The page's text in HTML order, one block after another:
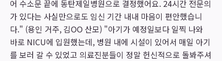
어 수소문 끝에 동탄제일병원으로 결정했어요. 24시간 전문의
가 있다는 사실만으로도 임신 기간 내내 마음이 편안했습니
다." (용인 거주, 김OO 산모) "아기가 예정일보다 일찍 나와
바로 NICU에 입원했는데, 병원 내에 시설이 있어서 매일 아기
를 보러 갈 수 있었고 의료진분들이 정말 헌신적으로 돌봐주셔